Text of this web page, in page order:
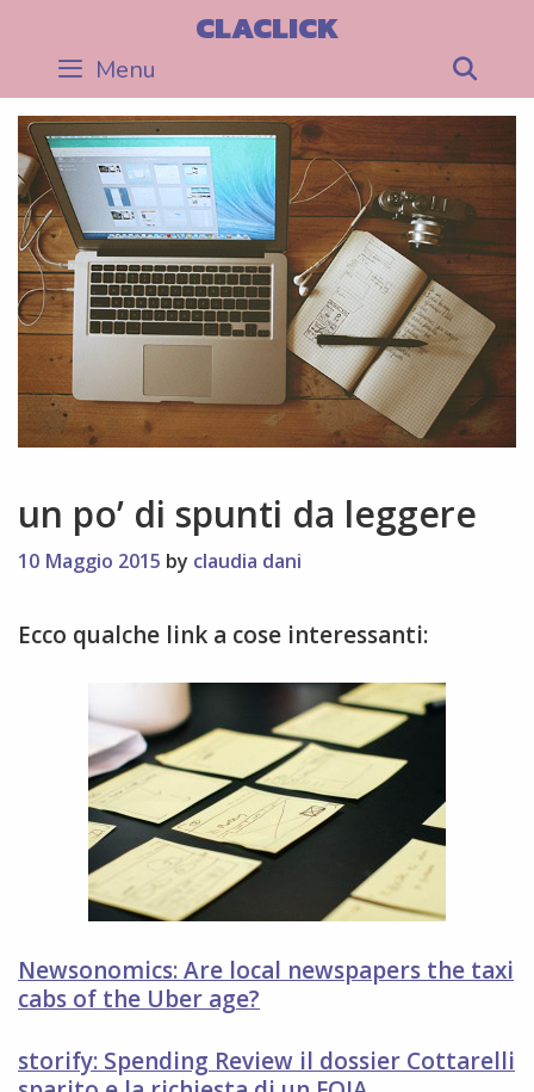
content
CLACLICK
Menu
un po’ di spunti da leggere
10 Maggio 2015 by claudia dani
Ecco qualche link a cose interessanti:
Newsonomics: Are local newspapers the taxi
cabs of the Uber age?
storify: Spending Review il dossier Cottarelli